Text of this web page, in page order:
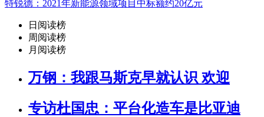
特锐德：2021年新能源领域项目中标额约20亿元
日阅读榜
周阅读榜
月阅读榜
万钢：我跟马斯克早就认识 欢迎
专访杜国忠：平台化造车是比亚迪